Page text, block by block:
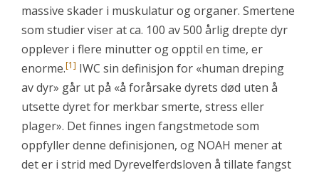
massive skader i muskulatur og organer. Smertene
som studier viser at ca. 100 av 500 årlig drepte dyr
opplever i flere minutter og opptil en time, er
enorme.[1] IWC sin definisjon for «human dreping
av dyr» går ut på «å forårsake dyrets død uten å
utsette dyret for merkbar smerte, stress eller
plager». Det finnes ingen fangstmetode som
oppfyller denne definisjonen, og NOAH mener at
det er i strid med Dyrevelferdsloven å tillate fangst